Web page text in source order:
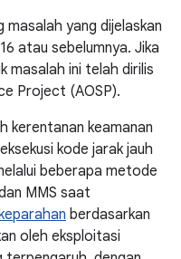
yang dijelaskan
atau sebelumnya. Jika
masalah ini telah dirilis
Project (AOSP).
kerentanan keamanan
kode jarak jauh
beberapa metode
MMS saat
berdasarkan
oleh eksploitasi